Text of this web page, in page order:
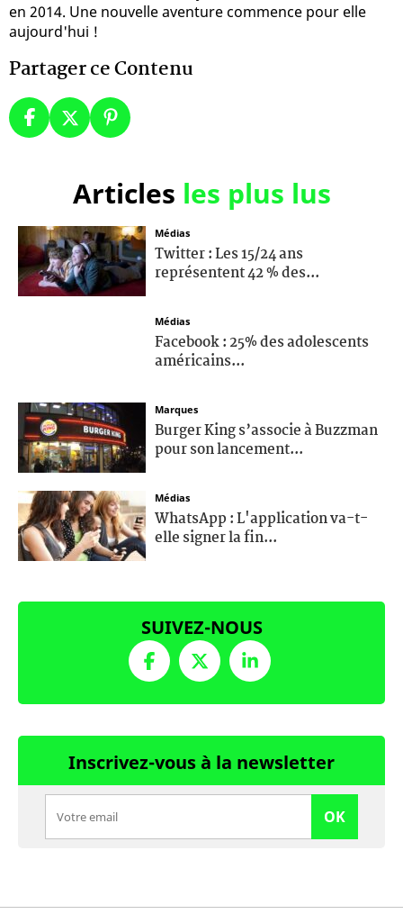
en 2014. Une nouvelle aventure commence pour elle
aujourd'hui !
Partager ce Contenu
Articles les plus lus
Médias
Twitter : Les 15/24 ans
représentent 42 % des...
Médias
Facebook : 25% des adolescents
américains...
Marques
Burger King s’associe à Buzzman
pour son lancement...
Médias
WhatsApp : L'application va-t-
elle signer la fin...
SUIVEZ-NOUS
Inscrivez-vous à la newsletter
OK